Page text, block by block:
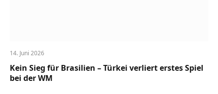
14. Juni 2026
Kein Sieg für Brasilien – Türkei verliert erstes Spiel
bei der WM